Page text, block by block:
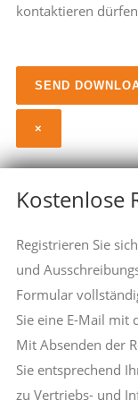
kontaktieren
×
Kostenlose
Registrieren Sie
und
Formular
Sie eine E-Mail mit
Mit Absenden der
Sie entsprechend
zu Vertriebs- und